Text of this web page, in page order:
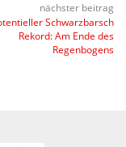
nächster beitrag
Schwarzbarsch
Rekord: Am Ende des
Regenbogens